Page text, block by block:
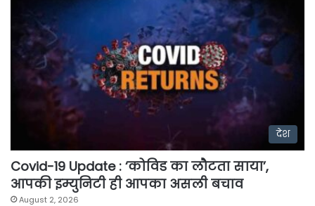
देश
Covid-19 Update : ‘कोविड का लौटता साया’,
आपकी इम्युनिटी ही आपका असली बचाव
August 2, 2026